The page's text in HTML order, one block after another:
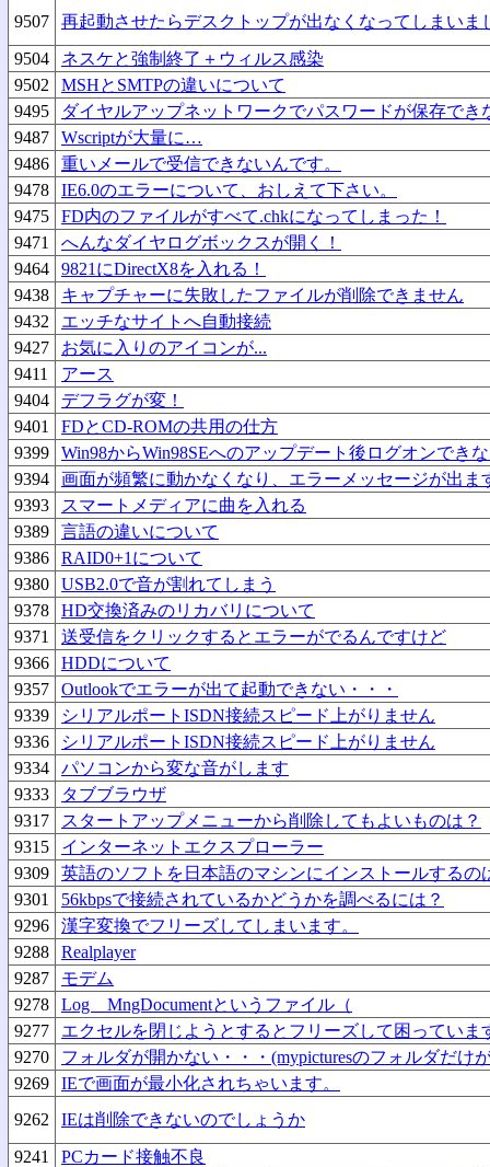
9507
再起動させたらデスクトップが出なくなってしまいま
9504
ネスケと強制終了＋ウィルス感染
9502
MSHとSMTPの違いについて
9495
ダイヤルアップネットワークでパスワードが保存でき
9487
Wscriptが大量に…
9486
重いメールで受信できないんです。
9478
IE6.0のエラーについて、おしえて下さい。
9475
FD内のファイルがすべて.chkになってしまった！
9471
へんなダイヤログボックスが開く！
9464
9821にDirectX8を入れる！
9438
キャプチャーに失敗したファイルが削除できません
9432
エッチなサイトへ自動接続
9427
お気に入りのアイコンが...
9411
アース
9404
デフラグが変！
9401
FDとCD-ROMの共用の仕方
9399
Win98からWin98SEへのアップデート後ログオンでき
9394
画面が頻繁に動かなくなり、エラーメッセージが出ま
9393
スマートメディアに曲を入れる
9389
言語の違いについて
9386
RAID0+1について
9380
USB2.0で音が割れてしまう
9378
HD交換済みのリカバリについて
9371
送受信をクリックするとエラーがでるんですけど
9366
HDDについて
9357
Outlookでエラーが出て起動できない・・・
9339
シリアルポートISDN接続スピード上がりません
9336
シリアルポートISDN接続スピード上がりません
9334
パソコンから変な音がします
9333
タブブラウザ
9317
スタートアップメニューから削除してもよいものは？
9315
インターネットエクスプローラー
9309
英語のソフトを日本語のマシンにインストールするの
9301
56kbpsで接続されているかどうかを調べるには？
9296
漢字変換でフリーズしてしまいます。
9288
Realplayer
9287
モデム
9278
Log MngDocumentというファイル（
9277
エクセルを閉じようとするとフリーズして困っていま
9270
フォルダが開かない・・・(mypicturesのフォルダだけ
9269
IEで画面が最小化されちゃいます。
9262
IEは削除できないのでしょうか
9241
PCカード接触不良